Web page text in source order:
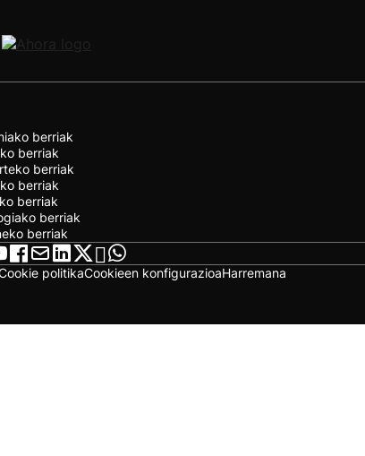
berriak
berriak
berriak
berriak
berriak
berriak
berriak
politikaCookieen konfigurazioaHarremana